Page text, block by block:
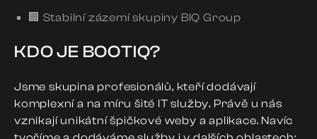
🏢 Stabilní zázemí skupiny BIQ Group
KDO JE BOOTIQ?
Jsme skupina profesionálů, kteří dodávají
komplexní a na míru šité IT služby. Právě u nás
vznikají unikátní špičkové weby a aplikace. Navíc